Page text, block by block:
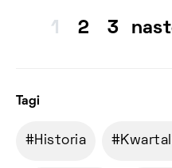
1 2 3
Tagi
Historia